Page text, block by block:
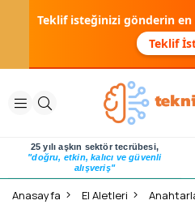
Teklif isteğinizi gönderin
Teklif
25 yılı aşkın sektör tecrübesi,
"doğru, etkin, kalıcı ve güvenli
alışveriş"
Anasayfa El Aletleri